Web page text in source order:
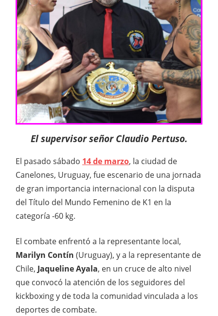
El supervisor señor Claudio Pertuso.
El pasado sábado 14 de marzo, la ciudad de
Canelones, Uruguay, fue escenario de una jornada
de gran importancia internacional con la disputa
del Título del Mundo Femenino de K1 en la
categoría -60 kg.
El combate enfrentó a la representante local,
Marilyn Contín (Uruguay), y a la representante de
Chile, Jaqueline Ayala, en un cruce de alto nivel
que convocó la atención de los seguidores del
kickboxing y de toda la comunidad vinculada a los
deportes de combate.